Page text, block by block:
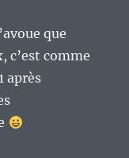
que
c’est comme
après